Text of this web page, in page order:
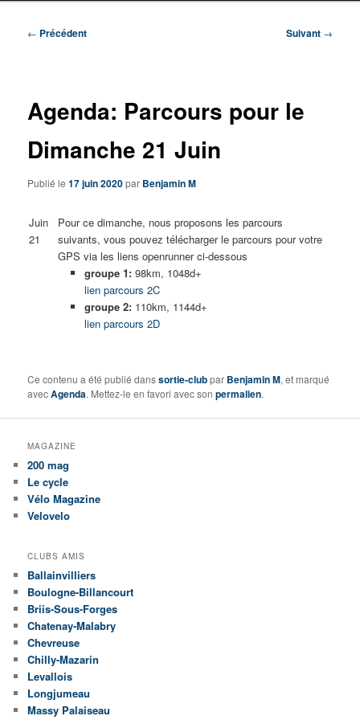
Navigation
← Précédent Suivant →
Agenda: Parcours pour le
Dimanche 21 Juin
Publié le17 juin 2020par Benjamin M
Juin
21
Pour ce dimanche, nous proposons les parcours
suivants, vous pouvez télécharger le parcours pour votre
GPS via les liens openrunner ci-dessous
groupe 1:98km, 1048d+
lien parcours 2C
groupe 2:110km, 1144d+
lien parcours 2D
Ce contenu a été publié danssortie-clubpar Benjamin M, et marqué
avecAgenda. Mettez-le en favori avec sonpermalien.
MAGAZINE
200 mag
Le cycle
Vélo Magazine
Velovelo
CLUBS AMIS
Ballainvilliers
Boulogne-Billancourt
Briis-Sous-Forges
Chatenay-Malabry
Chevreuse
Chilly-Mazarin
Levallois
Longjumeau
Massy Palaiseau